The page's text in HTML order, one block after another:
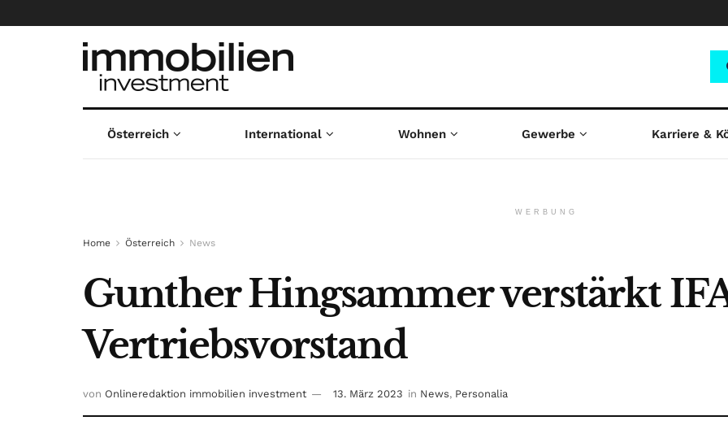
Österreich International Wohnen Gewerbe Karriere &
WERBUNG
Home Österreich News
Gunther Hingsammer verstärkt
Vertriebsvorstand
von Onlineredaktion immobilien investment 13. März 2023 in News, Personalia